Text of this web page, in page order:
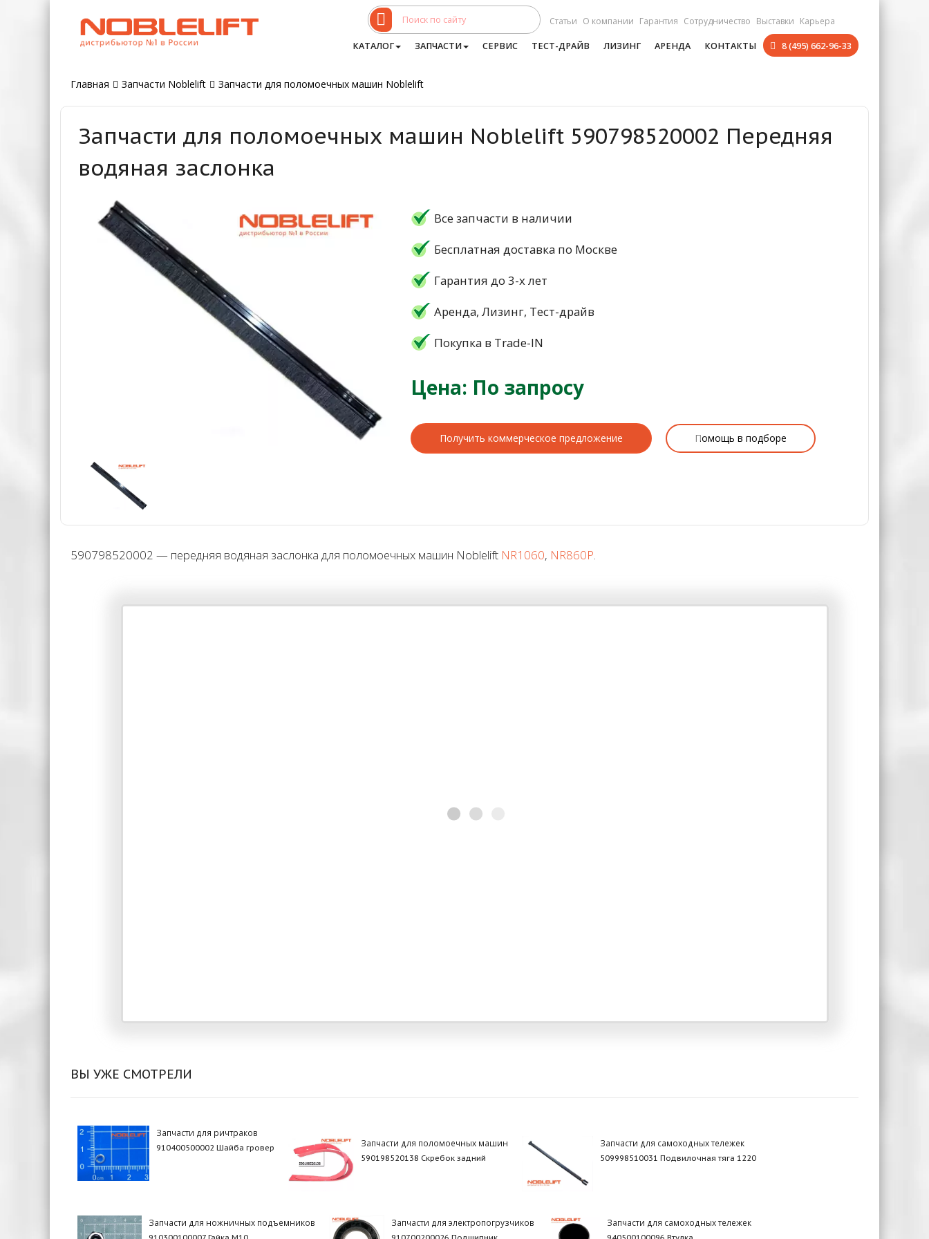
Статьи О компании Гарантия Сотрудничество Выставки Карьера
КАТАЛОГ ЗАПЧАСТИ СЕРВИС ТЕСТ-ДРАЙВ ЛИЗИНГ АРЕНДА КОНТАКТЫ 8 (495) 662-96-33
Главная Запчасти Noblelift Запчасти для поломоечных машин Noblelift
Запчасти для поломоечных машин Noblelift 590798520002 Передняя
водяная заслонка
Все запчасти в наличии
Бесплатная доставка по Москве
Гарантия до 3-х лет
Аренда, Лизинг, Тест-драйв
Покупка в Trade-IN
Цена: По запросу
Получить коммерческое предложение Помощь в подборе
590798520002 — передняя водяная заслонка для поломоечных машин Noblelift NR1060, NR860P.
ВЫ УЖЕ СМОТРЕЛИ
Запчасти для ричтраков
910400500002 Шайба гровер Запчасти для поломоечных машин
590198520138 Скребок задний
Запчасти для самоходных тележек
509998510031 Подвилочная тяга 1220
Запчасти для ножничных подъемников Запчасти для электропогрузчиков Запчасти для самоходных тележек